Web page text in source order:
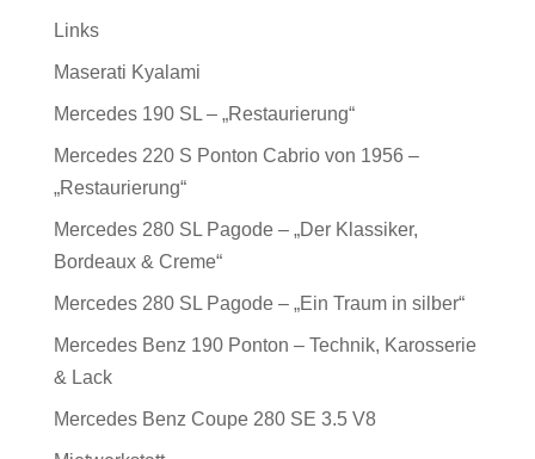
Links
Maserati Kyalami
Mercedes 190 SL – „Restaurierung“
Mercedes 220 S Ponton Cabrio von 1956 –
„Restaurierung“
Mercedes 280 SL Pagode – „Der Klassiker,
Bordeaux & Creme“
Mercedes 280 SL Pagode – „Ein Traum in silber“
Mercedes Benz 190 Ponton – Technik, Karosserie
& Lack
Mercedes Benz Coupe 280 SE 3.5 V8